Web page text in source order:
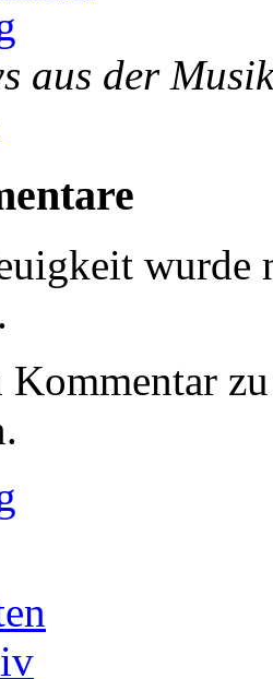
aus der
wurde
Kommentar